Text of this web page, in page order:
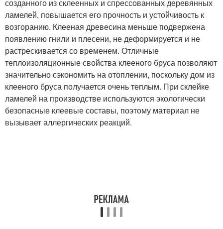
созданного из склеенных и спрессованных деревянных
ламелей, повышается его прочность и устойчивость к
возгоранию. Клееная древесина меньше подвержена
появлению гнили и плесени, не деформируется и не
растрескивается со временем. Отличные
теплоизоляционные свойства клееного бруса позволяют
значительно сэкономить на отоплении, поскольку дом из
клееного бруса получается очень теплым. При склейке
ламелей на производстве используются экологически
безопасные клеевые составы, поэтому материал не
вызывает аллергических реакций.